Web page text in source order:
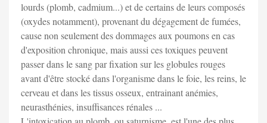
lourds (plomb, cadmium...) et de certains de leurs composés
(oxydes notamment), provenant du dégagement de fumées,
cause non seulement des dommages aux poumons en cas
d'exposition chronique, mais aussi ces toxiques peuvent
passer dans le sang par fixation sur les globules rouges
avant d'être stocké dans l'organisme dans le foie, les reins, le
cerveau et dans les tissus osseux, entrainant anémies,
neurasthénies, insuffisances rénales ...